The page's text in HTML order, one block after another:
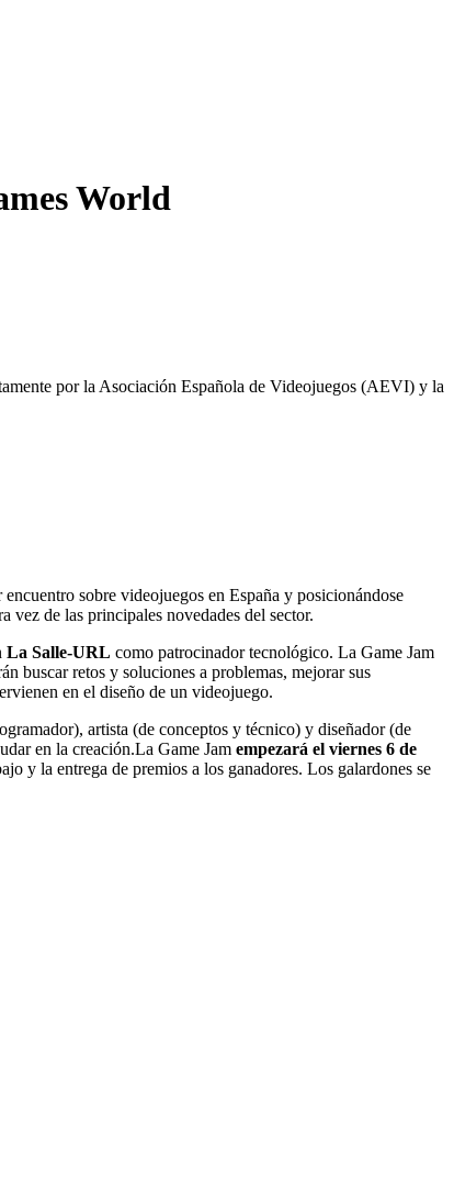
World
por la Asociación Española de Videojuegos (AEVI) y la
sobre videojuegos en España y posicionándose
vez de las principales novedades del sector.
La Salle-URL como patrocinador tecnológico. La Game Jam
buscar retos y soluciones a problemas, mejorar sus
en el diseño de un videojuego.
artista (de conceptos y técnico) y diseñador (de
en la creación.La Game Jam empezará el viernes 6 de
y la entrega de premios a los ganadores. Los galardones se